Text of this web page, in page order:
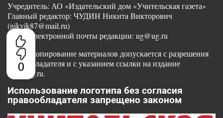
0
Учредитель: АО «Издательский дом «Учительская газета»
Главный редактор: ЧУДИН Никита Викторович
(nikvik87@mail.ru)
Адрес электронной почты редакции: ug@ug.ru
Любое копирование материалов допускается с разрешения
правообладателя и с указанием ссылки на издание
www.ug.ru.
Использование логотипа без согласия
правообладателя запрещено законом